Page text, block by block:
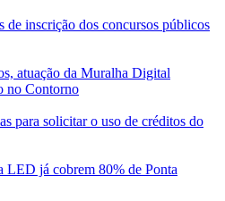
de inscrição dos concursos públicos
atuação da Muralha Digital
no Contorno
para solicitar o uso de créditos do
LED já cobrem 80% de Ponta